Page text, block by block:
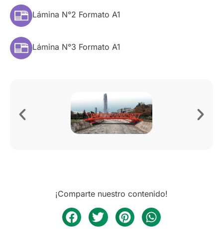
Lámina N°2 Formato A1
Lámina N°3 Formato A1
¡Comparte nuestro contenido!